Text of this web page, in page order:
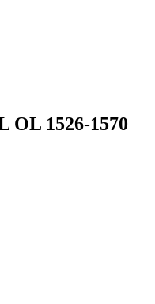
OL 1526-1570